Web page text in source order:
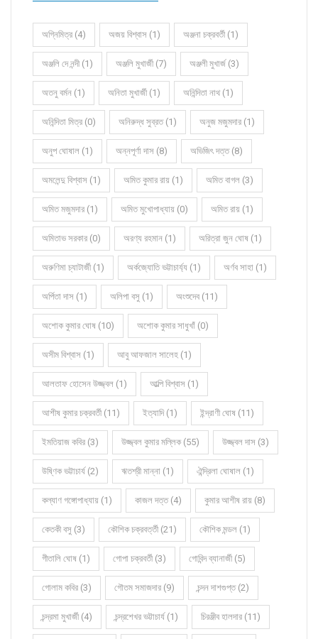
অগ্নিমিত্র (4) অজয় বিশ্বাস (1) অঞ্জনা চক্রবর্তী (1)
অঞ্জলি দে নন্দী (1) অঞ্জলি মুখার্জী (7) অঞ্জলী মুখার্জ (3)
অতনু বর্মন (1) অনিতা মুখার্জী (1) অনিন্দিতা নাথ (1)
অনিন্দিতা মিত্র (0) অনিরুদ্ধ সুব্রত (1) অনুজ মজুমদার (1)
অনুপ ঘোষাল (1) অন্নপূর্ণা দাস (8) অভিজিৎ দত্ত (8)
অমলেন্দু বিশ্বাস (1) অমিত কুমার রায় (1) অমিত বাগল (3)
অমিত মজুমদার (1) অমিত মুখোপাধ্যায় (0) অমিত রায় (1)
অমিতাভ সরকার (0) অরণ্য রহমান (1) অরিত্রা জুন ঘোষ (1)
অরুণিমা চ্যাটার্জী (1) অর্কজ্যোতি ভট্টাচার্য্য (1) অর্ণব সাহা (1)
অর্পিতা দাস (1) অলিপা বসু (1) অংশুদেব (11)
অশোক কুমার ঘোষ (10) অশোক কুমার সাধুখাঁ (0)
অসীম বিশ্বাস (1) আবু আফজাল সালেহ (1)
আলতাফ হোসেন উজ্জ্বল (1) আল্পি বিশ্বাস (1)
আশীষ কুমার চক্রবর্তী (11) ইত্যাদি (1) ইন্দ্রাণী ঘোষ (11)
ইমতিয়াজ কবির (3) উজ্জ্বল কুমার মল্লিক (55) উজ্জ্বল দাস (3)
উষ্ণিক ভট্টাচার্য (2) ঋতশ্রী মান্না (1) ঐন্দ্রিলা ঘোষাল (1)
কল্যাণ গঙ্গোপাধ্যায় (1) কাজল দত্ত (4) কুমার আশীষ রায় (8)
কেতকী বসু (3) কৌশিক চক্রবর্ত্তী (21) কৌশিক মন্ডল (1)
গীতালি ঘোষ (1) গোপা চক্রবর্তী (3) গোবিন্দ ব্যানার্জী (5)
গোলাম কবির (3) গৌতম সমাজদার (9) চন্দন দাশগুপ্ত (2)
চন্দ্রমা মুখার্জী (4) চন্দ্রশেখর ভট্টাচার্য (1) চিরঞ্জীব হালদার (11)